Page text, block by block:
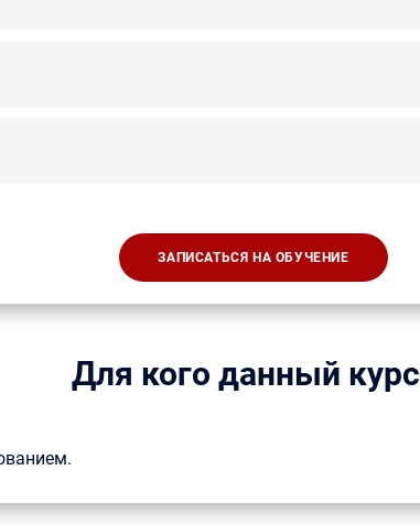
ЗАПИСАТЬСЯ НА ОБУЧЕНИЕ
Для кого данный курс